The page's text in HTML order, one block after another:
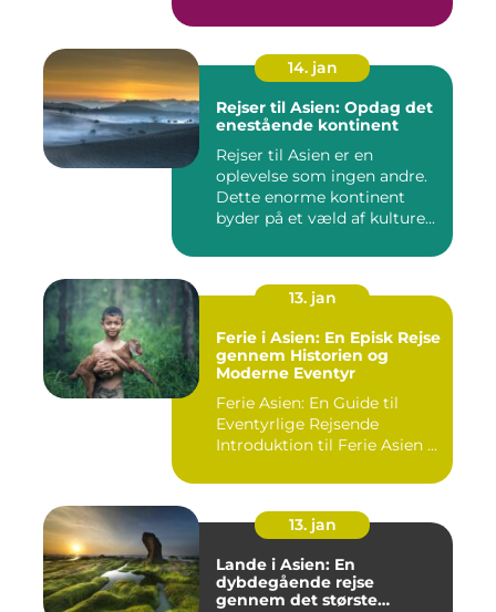
14. jan
Rejser til Asien: Opdag det
enestående kontinent
Rejser til Asien er en
oplevelse som ingen andre.
Dette enorme kontinent
byder på et væld af kulture...
13. jan
Ferie i Asien: En Episk Rejse
gennem Historien og
Moderne Eventyr
Ferie Asien: En Guide til
Eventyrlige Rejsende
Introduktion til Ferie Asien ...
13. jan
Lande i Asien: En
dybdegående rejse
gennem det største